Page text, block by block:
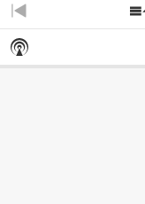
2025-08-11
大罷免凸 <726,823反
2025-07-05
Previous
Episode
Show
Podcast